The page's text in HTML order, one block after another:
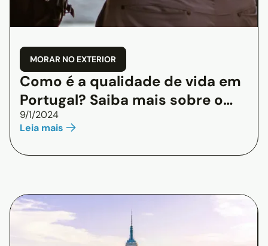
MORAR NO EXTERIOR
Como é a qualidade de vida em
Portugal? Saiba mais sobre o
país!
9/1/2024
Leia mais